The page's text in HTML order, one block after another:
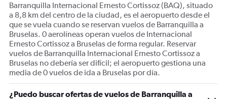
Barranquilla Internacional Ernesto Cortissoz (BAQ), situado
a 8,8 km del centro de la ciudad, es el aeropuerto desde el
que se vuela cuando se reservan vuelos de Barranquilla a
Bruselas. 0 aerolíneas operan vuelos de Internacional
Ernesto Cortissoz a Bruselas de forma regular. Reservar
vuelos de Barranquilla Internacional Ernesto Cortissoz a
Bruselas no debería ser difícil; el aeropuerto gestiona una
media de 0 vuelos de ida a Bruselas por día.
¿Puedo buscar ofertas de vuelos de Barranquilla a